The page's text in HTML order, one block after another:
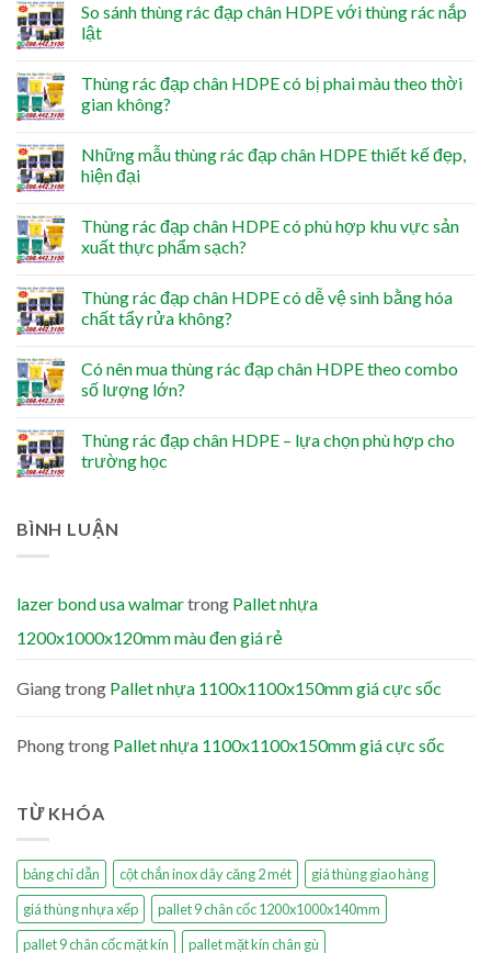
So sánh thùng rác đạp chân HDPE với thùng rác nắp
lật
Thùng rác đạp chân HDPE có bị phai màu theo thời
gian không?
Những mẫu thùng rác đạp chân HDPE thiết kế đẹp,
hiện đại
Thùng rác đạp chân HDPE có phù hợp khu vực sản
xuất thực phẩm sạch?
Thùng rác đạp chân HDPE có dễ vệ sinh bằng hóa
chất tẩy rửa không?
Có nên mua thùng rác đạp chân HDPE theo combo
số lượng lớn?
Thùng rác đạp chân HDPE – lựa chọn phù hợp cho
trường học
BÌNH LUẬN
lazer bond usa walmartrong Pallet nhựa
1200x1000x120mm màu đen giá rẻ
Giangtrong Pallet nhựa 1100x1100x150mm giá cực sốc
Phongtrong Pallet nhựa 1100x1100x150mm giá cực sốc
TỪ KHÓA
bảng chỉ dẫn cột chắn inox dây căng 2 mét
giá thùng giao hàng
giá thùng nhựa xếp
pallet 9 chân cốc 1200x1000x140mm
pallet 9 chân cốc mặt kín
pallet mặt kín chân gù